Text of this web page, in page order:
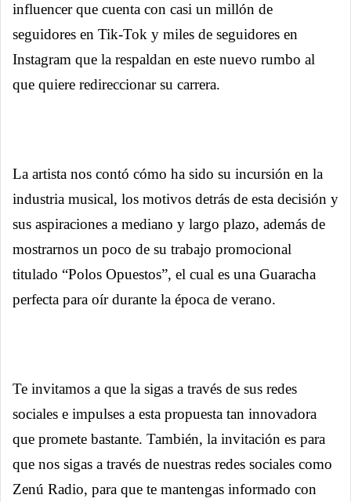
influencer que cuenta con casi un millón de
seguidores en Tik-Tok y miles de seguidores en
Instagram que la respaldan en este nuevo rumbo al
que quiere redireccionar su carrera.
La artista nos contó cómo ha sido su incursión en la
industria musical, los motivos detrás de esta decisión y
sus aspiraciones a mediano y largo plazo, además de
mostrarnos un poco de su trabajo promocional
titulado “Polos Opuestos”, el cual es una Guaracha
perfecta para oír durante la época de verano.
Te invitamos a que la sigas a través de sus redes
sociales e impulses a esta propuesta tan innovadora
que promete bastante. También, la invitación es para
que nos sigas a través de nuestras redes sociales como
Zenú Radio, para que te mantengas informado con